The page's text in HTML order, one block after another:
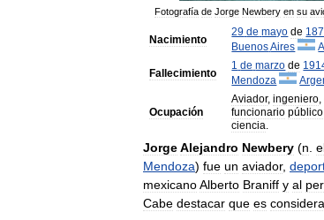
Fotografía de Jorge Newbery en su
Nacimiento
29 de mayo de
BuenosAires
Fallecimiento
1 de marzo de
Mendoza
Ocupación
Aviador,ingeniero,
funcionario público
ciencia.
JorgeAlejandro Newbery (n
Mendoza) fue un aviador,
mexicanoAlberto Braniff y al
Cabe destacar que es